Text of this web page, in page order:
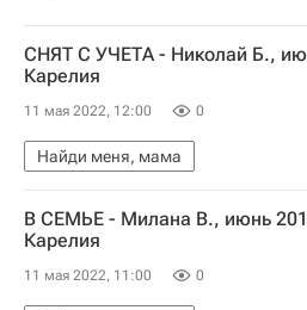
СНЯТ С УЧЕТА - Николай Б.,
Карелия
11 мая 2022, 12:00 0
Найди меня, мама
В СЕМЬЕ - Милана В., июнь
Карелия
11 мая 2022, 11:00 0